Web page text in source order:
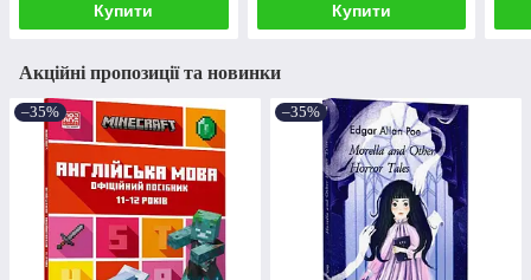
Купити Купити
Акційні пропозиції та новинки
–35% –35%